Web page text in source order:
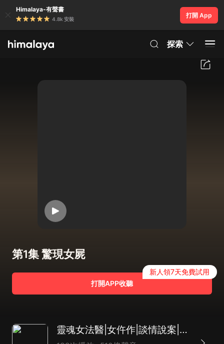
Himalaya-有聲書
4.8k 安裝
打開 App
探索
第1集 驚現女屍
打開APP收聽
新人領7天免費試用
靈魂女法醫|女仵作|談情說案|懸疑推理探案